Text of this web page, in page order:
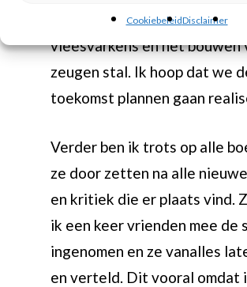
CookiebeleidDisclaimer
rond voor uitbreiding van de
vleesvarkens en het bouwen
zeugen stal. Ik hoop dat we
toekomst plannen gaan
Verder ben ik trots op alle
ze door zetten na alle
en kritiek die er plaats vind.
ik een keer vrienden mee de
ingenomen en ze vanalles
en verteld. Dit vooral omdat